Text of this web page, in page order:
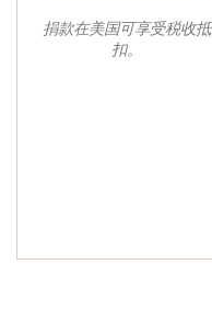
捐款在美国可享受税收抵
扣。